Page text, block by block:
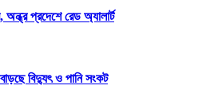
অন্ধ্র প্রদেশে রেড অ্যালার্ট
বিদ্যুৎ ও পানি সংকট